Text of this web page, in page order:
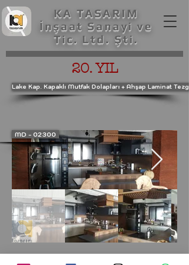
KA TASARIM
İnşaat Sanayi ve
Tic. Ltd. Şti.
20. YIL
Lake Kap. Kapaklı Mutfak Dolapları + Ahşap Laminat
MD - 02300